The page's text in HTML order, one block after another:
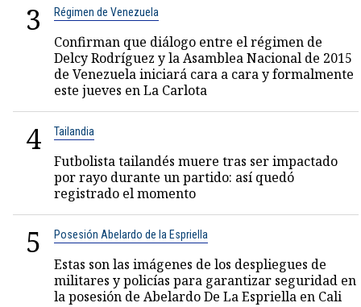
3 Régimen de Venezuela
Confirman que diálogo entre el régimen de
Delcy Rodríguez y la Asamblea Nacional de 2015
de Venezuela iniciará cara a cara y formalmente
este jueves en La Carlota
4 Tailandia
Futbolista tailandés muere tras ser impactado
por rayo durante un partido: así quedó
registrado el momento
5 Posesión Abelardo de la Espriella
Estas son las imágenes de los despliegues de
militares y policías para garantizar seguridad en
la posesión de Abelardo De La Espriella en Cali